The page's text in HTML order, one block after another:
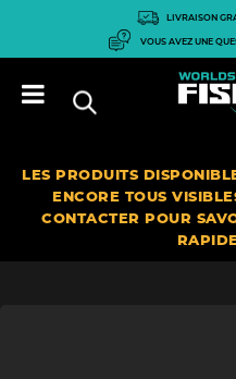
Panneau de gestion des
LIVRAISON
VOUS AVEZ UNE
LES PRODUITS
ENCORE TOUS
CONTACTER POUR